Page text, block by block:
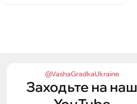
@VashaGradkaUkraine
Заходьте на наш